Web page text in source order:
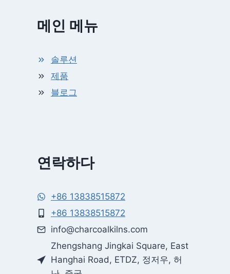
메인 메뉴
솔루션
제품
블로그
연락하다
+86 13838515872
+86 13838515872
info@charcoalkilns.com
Zhengshang Jingkai Square, East
Hanghai Road, ETDZ, 정저우, 허